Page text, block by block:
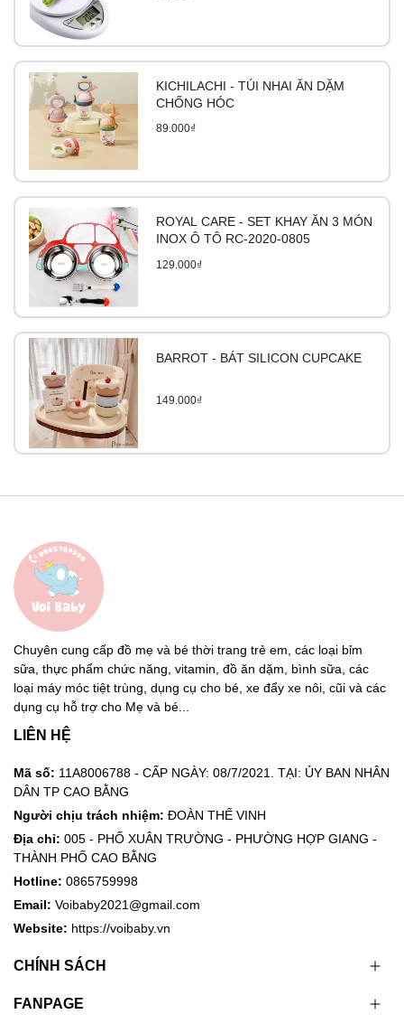
KICHILACHI - TÚI NHAI ĂN DẶM
CHỐNG HÓC
89.000₫
ROYAL CARE - SET KHAY ĂN 3 MÓN
INOX Ô TÔ RC-2020-0805
129.000₫
BARROT - BÁT SILICON CUPCAKE
149.000₫
Chuyên cung cấp đồ mẹ và bé thời trang trẻ em, các loại bỉm
sữa, thực phẩm chức năng, vitamin, đồ ăn dặm, bình sữa, các
loại máy móc tiệt trùng, dụng cụ cho bé, xe đẩy xe nôi, cũi và các
dụng cụ hỗ trợ cho Mẹ và bé...
LIÊN HỆ
Mã số: 11A8006788 - CẤP NGÀY: 08/7/2021. TẠI: ỦY BAN NHÂN
DÂN TP CAO BẰNG
Người chịu trách nhiệm: ĐOÀN THẾ VINH
Địa chỉ: 005 - PHỐ XUÂN TRƯỜNG - PHƯỜNG HỢP GIANG -
THÀNH PHỐ CAO BẰNG
Hotline: 0865759998
Email: Voibaby2021@gmail.com
Website: https://voibaby.vn
CHÍNH SÁCH
FANPAGE